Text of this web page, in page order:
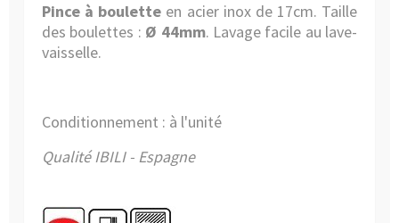
Pince à boulette en acier inox de 17cm. Taille
des boulettes : Ø 44mm. Lavage facile au lave-
vaisselle.
Conditionnement : à l'unité
Qualité IBILI - Espagne